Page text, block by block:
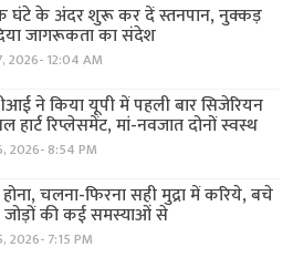
घंटे के अंदर शुरू कर दें स्तनपान, नुक्कड़
जागरूकता का संदेश
2026- 12:04 AM
ने किया यूपी में पहली बार सिजेरियन
रिप्लेसमेंट, मां-नवजात दोनों स्वस्थ
2026- 8:54 PM
चलना-फिरना सही मुद्रा में करिये, बचे
जोड़ों की कई समस्याओं से
2026- 7:15 PM